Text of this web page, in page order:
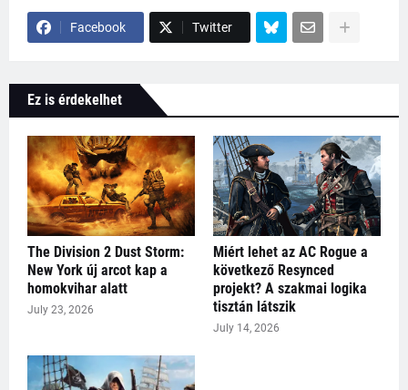
Facebook Twitter
Ez is érdekelhet
The Division 2 Dust Storm:
New York új arcot kap a
homokvihar alatt
July 23, 2026
Miért lehet az AC Rogue a
következő Resynced
projekt? A szakmai logika
tisztán látszik
July 14, 2026